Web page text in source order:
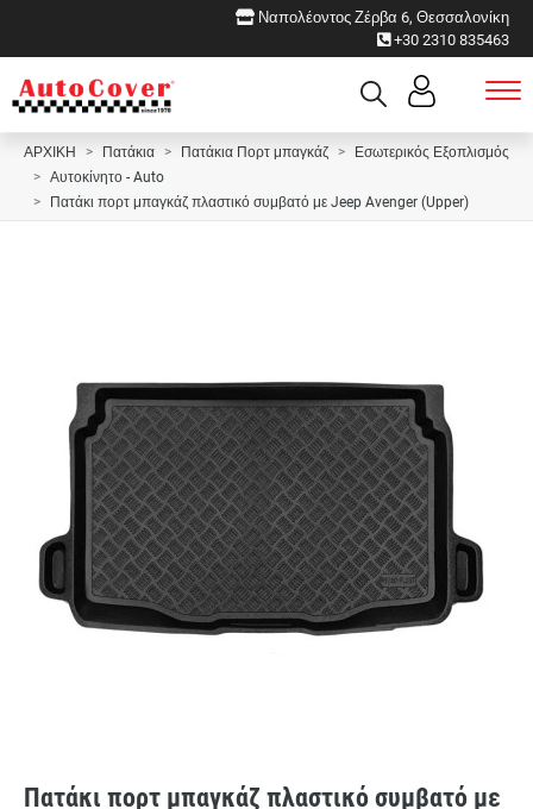
Ναπολέοντος Ζέρβα 6, Θεσσαλονίκη
+30 2310 835463
ΑΡΧΙΚΗ Πατάκια Πατάκια Πορτ μπαγκάζ
Εσωτερικός Εξοπλισμός
Αυτοκίνητο - Auto
Πατάκι πορτ μπαγκάζ πλαστικό συμβατό με Jeep Avenger (Upper)
Πατάκι πορτ μπαγκάζ πλαστικό συμβατό με